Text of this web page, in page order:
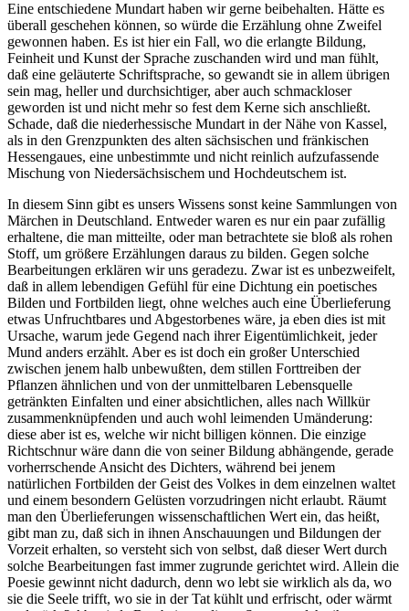
Eine entschiedene Mundart haben wir gerne beibehalten. Hätte es
überall geschehen können, so würde die Erzählung ohne Zweifel
gewonnen haben. Es ist hier ein Fall, wo die erlangte Bildung,
Feinheit und Kunst der Sprache zuschanden wird und man fühlt,
daß eine geläuterte Schriftsprache, so gewandt sie in allem übrigen
sein mag, heller und durchsichtiger, aber auch schmackloser
geworden ist und nicht mehr so fest dem Kerne sich anschließt.
Schade, daß die niederhessische Mundart in der Nähe von Kassel,
als in den Grenzpunkten des alten sächsischen und fränkischen
Hessengaues, eine unbestimmte und nicht reinlich aufzufassende
Mischung von Niedersächsischem und Hochdeutschem ist.
In diesem Sinn gibt es unsers Wissens sonst keine Sammlungen von
Märchen in Deutschland. Entweder waren es nur ein paar zufällig
erhaltene, die man mitteilte, oder man betrachtete sie bloß als rohen
Stoff, um größere Erzählungen daraus zu bilden. Gegen solche
Bearbeitungen erklären wir uns geradezu. Zwar ist es unbezweifelt,
daß in allem lebendigen Gefühl für eine Dichtung ein poetisches
Bilden und Fortbilden liegt, ohne welches auch eine Überlieferung
etwas Unfruchtbares und Abgestorbenes wäre, ja eben dies ist mit
Ursache, warum jede Gegend nach ihrer Eigentümlichkeit, jeder
Mund anders erzählt. Aber es ist doch ein großer Unterschied
zwischen jenem halb unbewußten, dem stillen Forttreiben der
Pflanzen ähnlichen und von der unmittelbaren Lebensquelle
getränkten Einfalten und einer absichtlichen, alles nach Willkür
zusammenknüpfenden und auch wohl leimenden Umänderung:
diese aber ist es, welche wir nicht billigen können. Die einzige
Richtschnur wäre dann die von seiner Bildung abhängende, gerade
vorherrschende Ansicht des Dichters, während bei jenem
natürlichen Fortbilden der Geist des Volkes in dem einzelnen waltet
und einem besondern Gelüsten vorzudringen nicht erlaubt. Räumt
man den Überlieferungen wissenschaftlichen Wert ein, das heißt,
gibt man zu, daß sich in ihnen Anschauungen und Bildungen der
Vorzeit erhalten, so versteht sich von selbst, daß dieser Wert durch
solche Bearbeitungen fast immer zugrunde gerichtet wird. Allein die
Poesie gewinnt nicht dadurch, denn wo lebt sie wirklich als da, wo
sie die Seele trifft, wo sie in der Tat kühlt und erfrischt, oder wärmt